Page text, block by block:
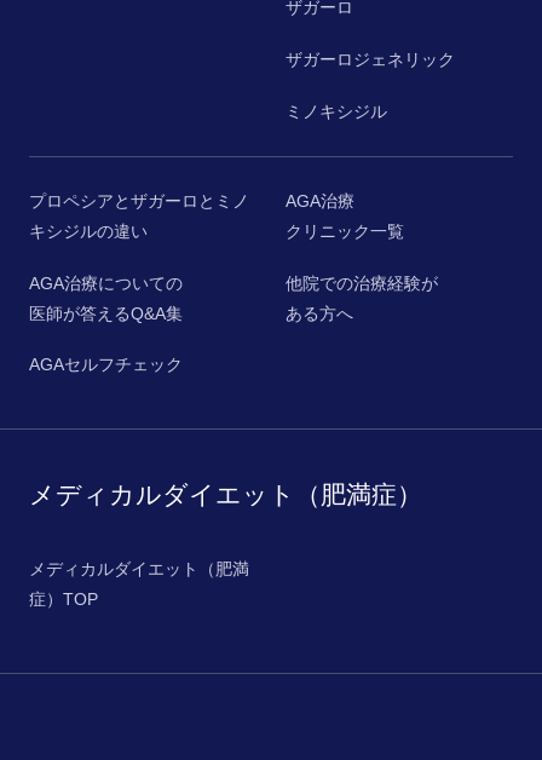
ザガーロ
ザガーロジェネリック
ミノキシジル
プロペシアとザガーロとミノ
キシジルの違い
AGA治療についての
医師が答えるQ&A集
AGAセルフチェック
AGA治療
クリニック一覧
他院での治療経験が
ある方へ
メディカルダイエット（肥満症）
メディカルダイエット（肥満
症）TOP